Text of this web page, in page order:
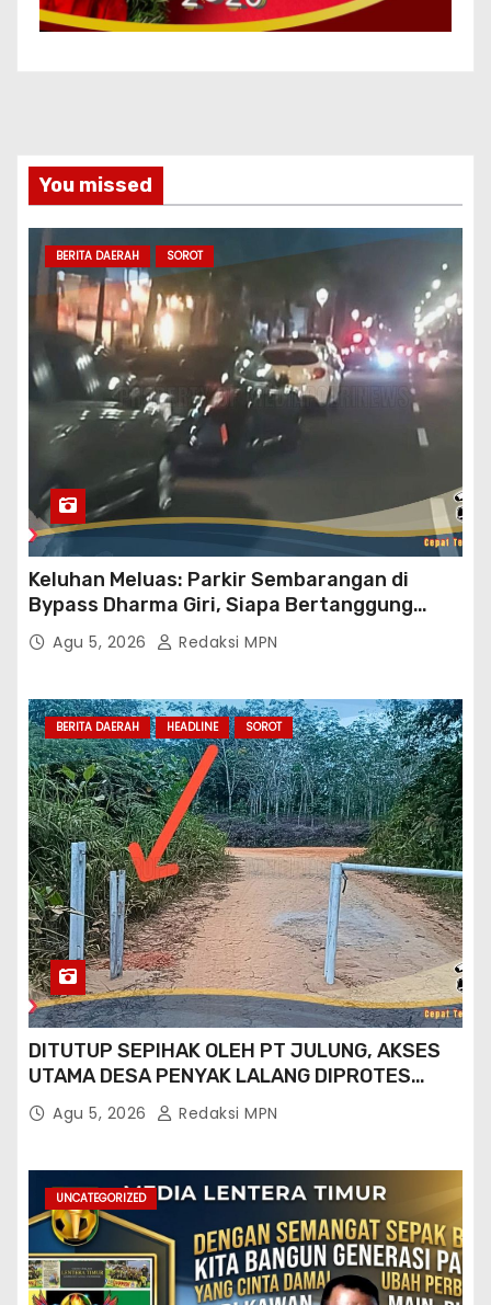
You missed
BERITA DAERAH SOROT
Keluhan Meluas: Parkir Sembarangan di
Bypass Dharma Giri, Siapa Bertanggung
Jawab?
Agu 5, 2026 Redaksi MPN
BERITA DAERAH HEADLINE SOROT
DITUTUP SEPIHAK OLEH PT JULUNG, AKSES
UTAMA DESA PENYAK LALANG DIPROTES
KADES DAN GPN 08
Agu 5, 2026 Redaksi MPN
UNCATEGORIZED